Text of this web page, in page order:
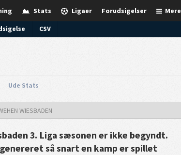
Mere
Forudsigelser
Ligaer
Stats
CSV
Ude Stats
WIESBADEN
3. Liga sæsonen er ikke begyndt.
så snart en kamp er spillet